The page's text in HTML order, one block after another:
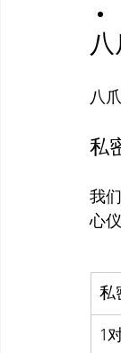
私
我
私
1